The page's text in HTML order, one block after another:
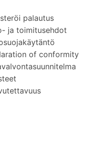
palautus
ja toimitusehdot
of conformity